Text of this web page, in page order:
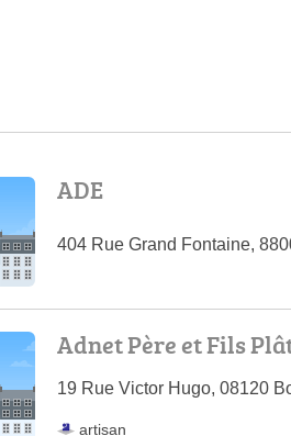
ADE
404 Rue Grand Fontaine,
Adnet Père et Fils
19 Rue Victor Hugo, 08120
artisan